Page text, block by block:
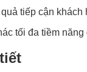
tiếp cận khách
tối đa tiềm năng